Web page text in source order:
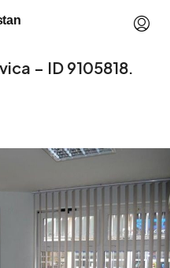
– ID 9105818.